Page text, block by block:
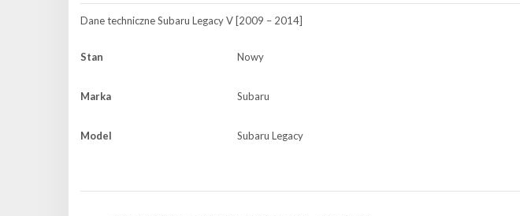
Dane techniczneSubaru Legacy V [2009 – 2014]
Stan Nowy
Marka Subaru
Model Subaru Legacy